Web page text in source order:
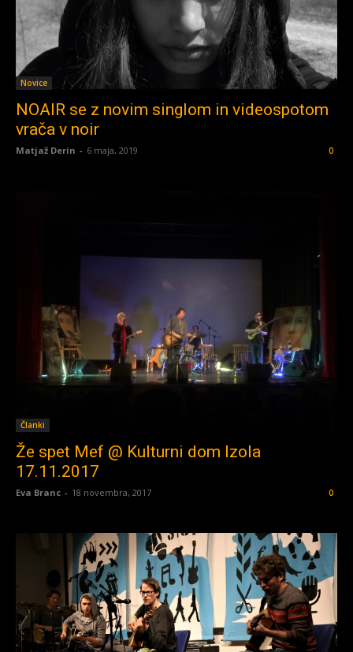
Novice
NOAIR se z novim singlom in videospotom
vrača v noir
Matjaž Derin - 6 maja, 2019 0
Članki
Že spet Mef @ Kulturni dom Izola
17.11.2017
Eva Branc - 18 novembra, 2017 0